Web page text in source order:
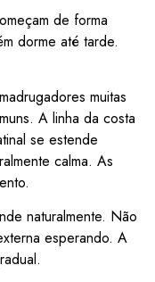
de forma
dorme até tarde.
muitas
A linha da costa
se estende
calma. As
naturalmente. Não
esperando. A